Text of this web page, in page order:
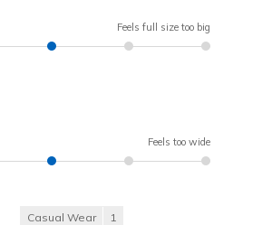
Feels full size too big
Feels too wide
Casual Wear 1